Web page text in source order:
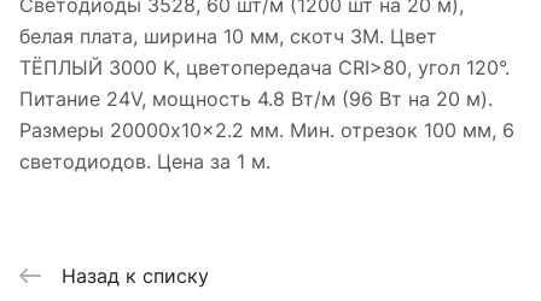
Светодиоды 3528, 60 шт/м (1200 шт на 20 м),
белая плата, ширина 10 мм, скотч 3M. Цвет
ТЁПЛЫЙ 3000 K, цветопередача CRI>80, угол 120°.
Питание 24V, мощность 4.8 Вт/м (96 Вт на 20 м).
Размеры 20000x10x2.2 мм. Мин. отрезок 100 мм, 6
светодиодов. Цена за 1 м.
Назад к списку